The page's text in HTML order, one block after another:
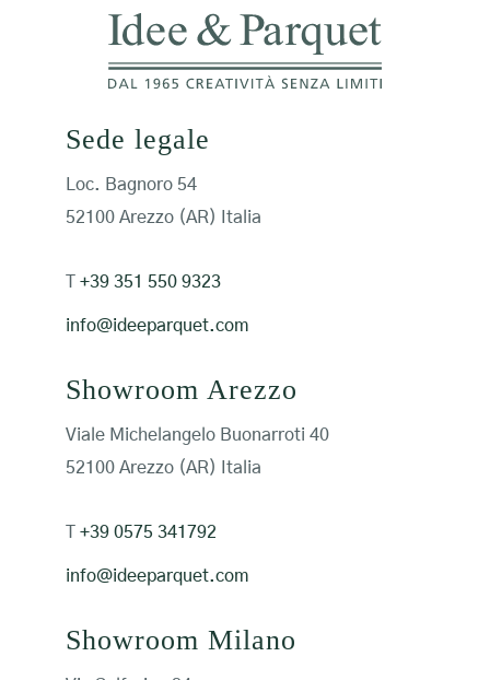
Sede legale
Loc. Bagnoro 54
52100 Arezzo (AR) Italia
T +39 351 550 9323
info@ideeparquet.com
Showroom Arezzo
Viale Michelangelo Buonarroti 40
52100 Arezzo (AR) Italia
T +39 0575 341792
info@ideeparquet.com
Showroom Milano